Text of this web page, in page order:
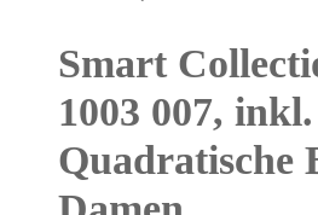
Smart
1003 007,
Quadratische